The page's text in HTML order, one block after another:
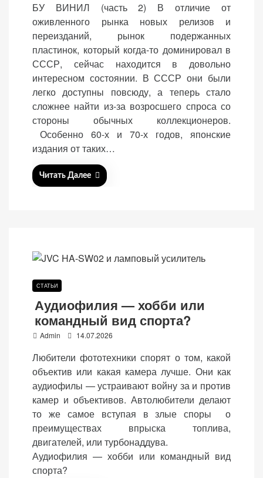
s
t
e
d
o
n
БУ ВИНИЛ (часть 2) В отличие от
оживленного рынка новых релизов и
переизданий, рынок подержанных
пластинок, который когда-то доминировал в
СССР, сейчас находится в довольно
интересном состоянии. В СССР они были
легко доступны повсюду, а теперь стало
сложнее найти из-за возросшего спроса со
стороны обычных коллекционеров.
Особенно 60-х и 70-х годов, японские
издания от таких…
Читать Далее
СТАТЬИ
Аудиофилия — хобби или
командный вид спорта?
Admin
s
t
e
d
o
n
14.07.2026
Любители фототехники спорят о том, какой
объектив или какая камера лучше. Они как
аудиофилы — устраивают войну за и против
камер и объективов. Автолюбители делают
то же самое вступая в злые споры о
преимуществах впрыска топлива,
двигателей, или турбонаддува.
Аудиофилия — хобби или командный вид
спорта?
предложений.